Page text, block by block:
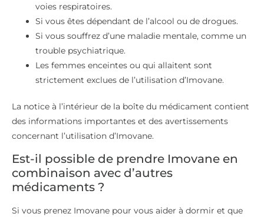
voies respiratoires.
Si vous êtes dépendant de l’alcool ou de drogues.
Si vous souffrez d’une maladie mentale, comme un
trouble psychiatrique.
Les femmes enceintes ou qui allaitent sont
strictement exclues de l’utilisation d’Imovane.
La notice à l’intérieur de la boîte du médicament contient
des informations importantes et des avertissements
concernant l’utilisation d’Imovane.
Est-il possible de prendre Imovane en
combinaison avec d’autres
médicaments ?
Si vous prenez Imovane pour vous aider à dormir et que